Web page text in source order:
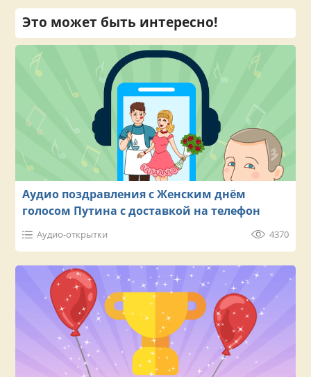
Это может быть интересно!
Аудио поздравления с Женским днём
голосом Путина с доставкой на телефон
Аудио-открытки 4370